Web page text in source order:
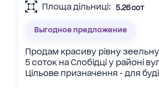
Площа дільниці: 5.26 сот
Выгодное предложение
Продам красиву рівну
5 соток на Слобідці у районі
Цільове призначення - для